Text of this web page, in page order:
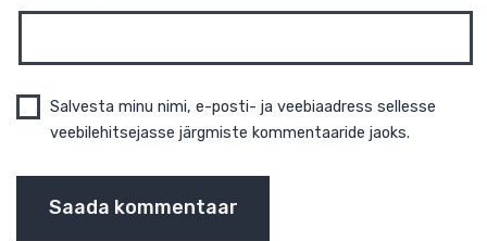
Nimi*